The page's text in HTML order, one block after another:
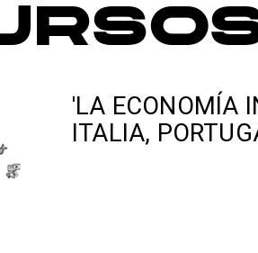
'LA ECONOMÍA
ITALIA,